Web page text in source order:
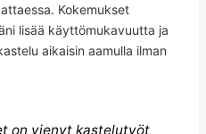
Kokemukset
lisää käyttömukavuutta ja
aikaisin aamulla ilman
on vienyt kastelutyöt